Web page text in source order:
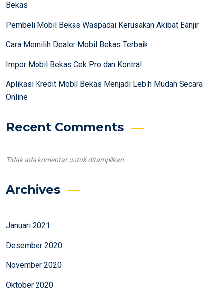
Bekas
Pembeli Mobil Bekas Waspadai Kerusakan Akibat Banjir
Cara Memilih Dealer Mobil Bekas Terbaik
Impor Mobil Bekas Cek Pro dan Kontra!
Aplikasi Kredit Mobil Bekas Menjadi Lebih Mudah Secara
Online
Recent Comments
Tidak ada komentar untuk ditampilkan.
Archives
Januari 2021
Desember 2020
November 2020
Oktober 2020